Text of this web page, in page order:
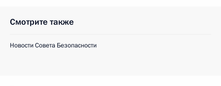
Смотрите также
Новости Совета Безопасности